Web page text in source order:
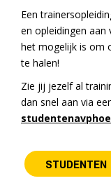
Een
en opleidingen
het mogelijk is om
te halen!
Zie jij jezelf al
dan snel aan via
STUDENTEN